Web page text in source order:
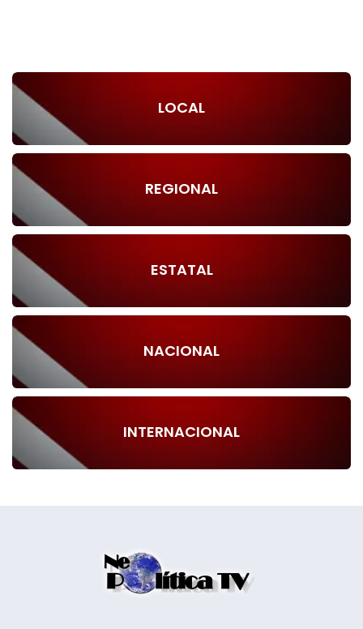
LOCAL
REGIONAL
ESTATAL
NACIONAL
INTERNACIONAL